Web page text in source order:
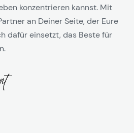
konzentrieren kannst. Mit
an Deiner Seite, der Eure
dafür einsetzt, das Beste für